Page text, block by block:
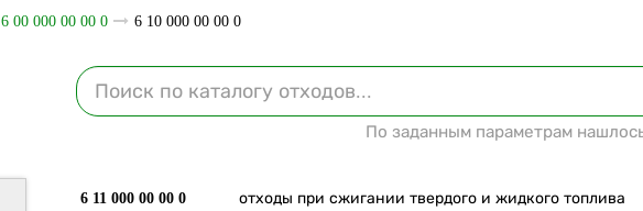
6 00 000 00 00 0 6 10 000 00 00 0
По заданным параметрам
6 11 000 00 00 0 отходы при сжигании твердого и жидкого топлива